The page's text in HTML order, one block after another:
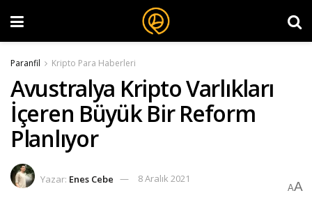
Paranfil Kripto Para Haberleri
Avustralya Kripto Varlıkları
İçeren Büyük Bir Reform
Planlıyor
Yazar: Enes Cebe 8 Aralık 2021
AA